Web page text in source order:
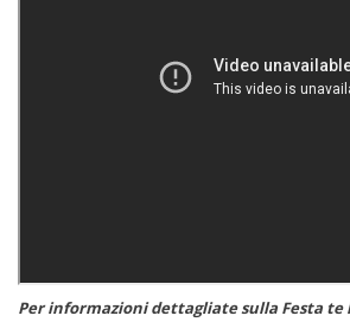
Per informazioni dettagliate sulla Festa te